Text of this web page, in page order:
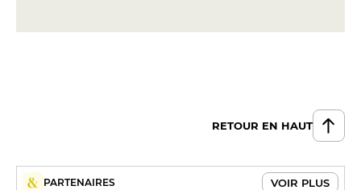
RETOUR EN HAUT
PARTENAIRES VOIR PLUS